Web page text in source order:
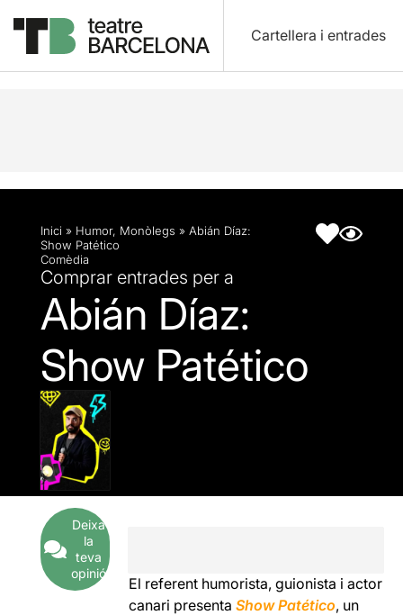
Cartellera i entrades
Descripció Fitxa artística Articles
Inici » Humor, Monòlegs » Abián Díaz:
Show Patético
Comèdia
Comprar entrades per a
Abián Díaz:
Show Patético
Deixa
la
teva
opinió
El referent humorista, guionista i actor
canari presentaShow Patético, un